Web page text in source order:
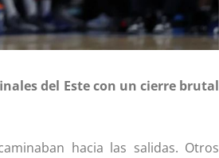
del Este con un cierre brutal
hacia las salidas. Otros